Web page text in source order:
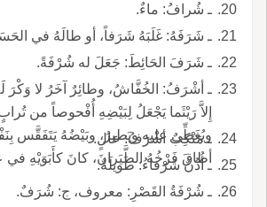
ـ شُرافُ: ماءٌ.
ـ شَرَفَهُ: غَلَبَهُ شَرَفاً، أو طالَهُ في
ـ شَرَفَ الحَائِطَ: جَعَلَ له شُرْفَةً.
ـ أشْرَفُ: الخُفَّاشُ، وطائِرٌ آخَرُ لا وَكْرَ
إِلاَّ رَيْثَما يَجْعَلُ لِبَيْضِهِ أُفْحوصاً من
ويُغَطِّي عليه ويَطيرُ، وبَيْضُهُ يَتَفَقَّس
أطاقَ فَرْخُهُ الطَّيَرانَ، كانَ كأَبَوَيْهِ في
ـ مَنْكِبٌ أشْرَفُ: عالٍ.
ـ أُذُنٌ شَرْفاءُ: طَويلَةٌ.
ـ شُرْفَةُ القَصْرِ: معروف، ج: شُرَفٌ.